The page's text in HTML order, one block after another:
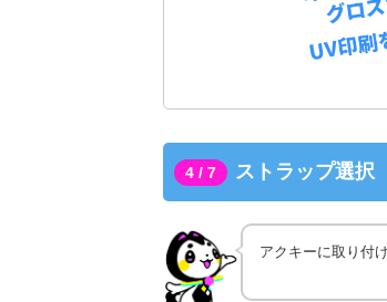
4 / 7 ストラップ選択
アクキーに取り付